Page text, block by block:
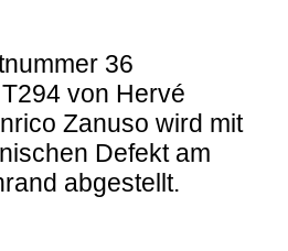
36
von Hervé
Zanuso wird mit
Defekt am
abgestellt.